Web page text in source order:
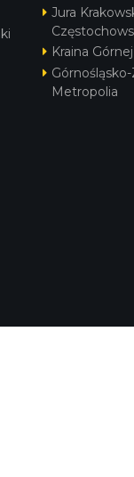
Jura
Kraina
Metropolia